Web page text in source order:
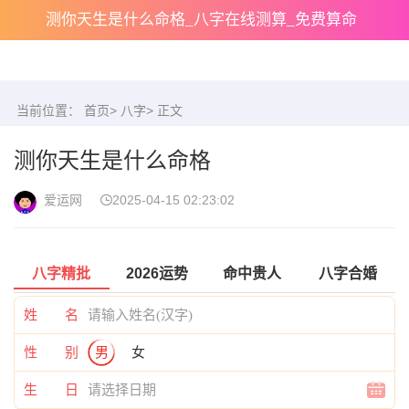
测你天生是什么命格_八字在线测算_免费算命
当前位置： 首页> 八字> 正文
测你天生是什么命格
爱运网 2025-04-15 02:23:02
八字精批 2026运势 命中贵人 八字合婚
姓 名
性 别 男 女
生 日